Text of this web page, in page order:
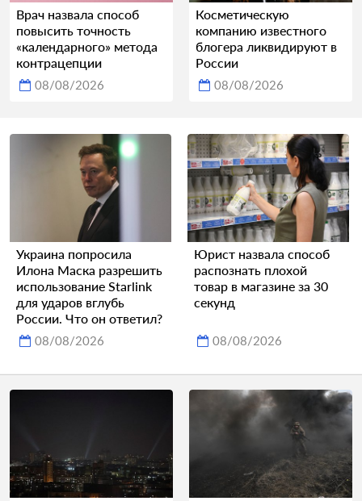
Врач назвала способ
повысить точность
«календарного» метода
контрацепции
08/08/2026
Косметическую
компанию известного
блогера ликвидируют в
России
08/08/2026
Украина попросила
Илона Маска разрешить
использование Starlink
для ударов вглубь
России. Что он ответил?
08/08/2026
Юрист назвала способ
распознать плохой
товар в магазине за 30
секунд
08/08/2026